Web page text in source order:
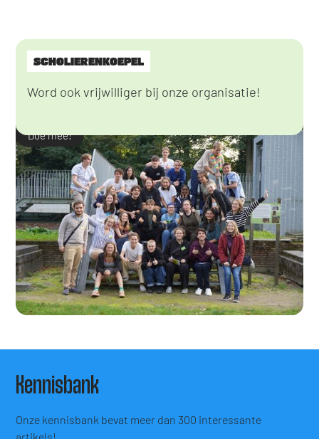
SCHOLIERENKOEPEL
Word ook vrijwilliger bij onze organisatie!
Doe mee!
Kennisbank
Onze kennisbank bevat meer dan 300 interessante
artikels!